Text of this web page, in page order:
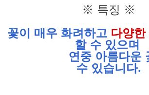
※ 특징 ※
꽃이 매우 화려하고 다양한
할 수 있으며
연중 아름다운 꽃
수 있습니다.